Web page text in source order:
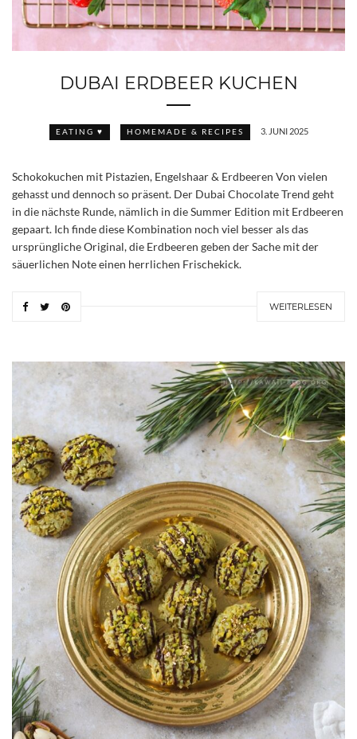
DUBAI ERDBEER KUCHEN
EATING ♥ HOMEMADE & RECIPES 3. JUNI 2025
Schokokuchen mit Pistazien, Engelshaar & Erdbeeren Von vielen
gehasst und dennoch so präsent. Der Dubai Chocolate Trend geht
in die nächste Runde, nämlich in die Summer Edition mit Erdbeeren
gepaart. Ich finde diese Kombination noch viel besser als das
ursprüngliche Original, die Erdbeeren geben der Sache mit der
säuerlichen Note einen herrlichen Frischekick.
WEITERLESEN